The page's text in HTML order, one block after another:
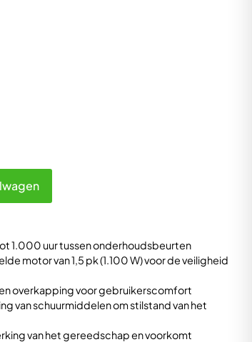
1.000 uur tussen onderhoudsbeurten
motor van 1,5 pk (1.100 W) voor de veiligheid
overkapping voor gebruikerscomfort
van schuurmiddelen om stilstand van het
van het gereedschap en voorkomt